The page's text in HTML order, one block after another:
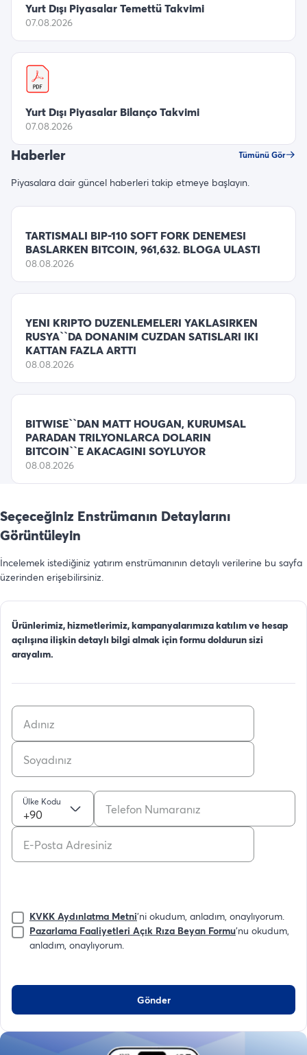
Yurt Dışı Piyasalar Temettü Takvimi
07.08.2026
Yurt Dışı Piyasalar Bilanço Takvimi
07.08.2026
Haberler Tümünü Gör
Piyasalara dair güncel haberleri takip etmeye başlayın.
TARTISMALI BIP-110 SOFT FORK DENEMESI
BASLARKEN BITCOIN, 961,632. BLOGA ULASTI
08.08.2026
YENI KRIPTO DUZENLEMELERI YAKLASIRKEN
RUSYA``DA DONANIM CUZDAN SATISLARI IKI
KATTAN FAZLA ARTTI
08.08.2026
BITWISE``DAN MATT HOUGAN, KURUMSAL
PARADAN TRILYONLARCA DOLARIN
BITCOIN``E AKACAGINI SOYLUYOR
08.08.2026
Seçeceğiniz Enstrümanın Detaylarını
Görüntüleyin
İncelemek istediğiniz yatırım enstrümanının detaylı verilerine bu sayfa
üzerinden erişebilirsiniz.
Ürünlerimiz, hizmetlerimiz, kampanyalarımıza katılım ve hesap
açılışına ilişkin detaylı bilgi almak için formu doldurun sizi
arayalım.
Ülke Kodu
+90
KVKK Aydınlatma Metni'ni okudum, anladım, onaylıyorum.
Pazarlama Faaliyetleri Açık Rıza Beyan Formu'nu okudum,
anladım, onaylıyorum.
Gönder